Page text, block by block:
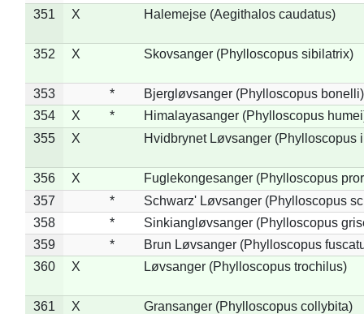
351
X Halemejse (Aegithalos caudatus)
352 X Skovsanger (Phylloscopus sibilatrix)
353 *
Bjergløvsanger (Phylloscopus bonelli)
354
X *
Himalayasanger (Phylloscopus
355
X Hvidbrynet Løvsanger (Phylloscopus
356 X
Fuglekongesanger (Phylloscopus
357
*
Schwarz' Løvsanger (Phylloscopus
358
*
Sinkiangløvsanger (Phylloscopus
359
*
Brun Løvsanger (Phylloscopus
360
X Løvsanger (Phylloscopus trochilus)
361 X Gransanger (Phylloscopus collybita)